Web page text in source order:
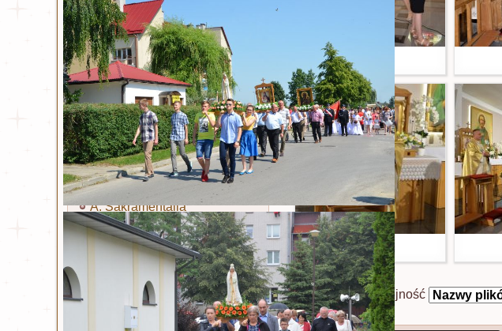
Sakramenty i obrzędy
Chrzest
Eucharystia
Bierzmowanie
Kapłaństwo
Małżeństwo
Namaszczenie chorych
Pokuta
A. Sakramentalia
B. Sakramentalia
Kolejność